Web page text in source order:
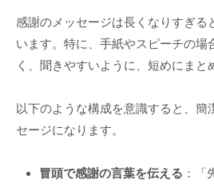
感謝のメッセージは長くなりすぎる
います。特に、手紙やスピーチの場
く、聞きやすいように、短めにまと
以下のような構成を意識すると、簡
セージになります。
冒頭で感謝の言葉を伝える ：「